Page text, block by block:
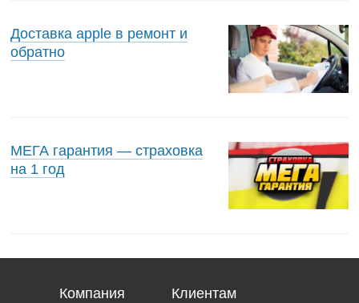
Доставка apple в ремонт и
обратно
МЕГА гарантия — страховка
на 1 год
Компания Клиентам